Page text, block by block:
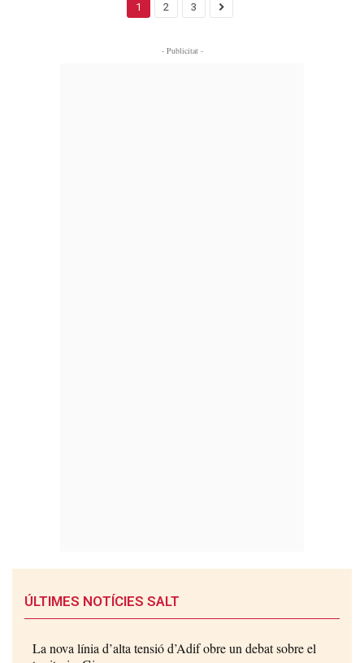
1 2 3
- Publicitat -
ÚLTIMES NOTÍCIES SALT
La nova línia d’alta tensió d’Adif obre un debat sobre el